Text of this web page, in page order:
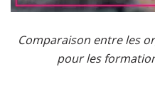
Comparaison entre les
pour les